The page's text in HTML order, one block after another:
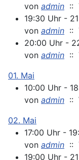
von admin ::
19:30 Uhr -
von admin ::
20:00 Uhr -
von admin ::
01. Mai
10:00 Uhr -
von admin ::
02. Mai
17:00 Uhr -
von admin ::
19:00 Uhr -